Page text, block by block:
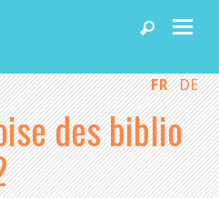
FR DE
des biblio